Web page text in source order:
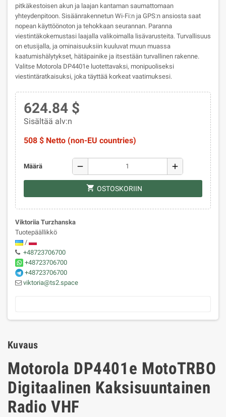
pitkäkestoisen akun ja laajan kantaman saumattomaan
yhteydenpitoon. Sisäänrakennetun Wi-Fi:n ja GPS:n ansiosta saat
nopean käyttöönoton ja tehokkaan seurannan. Paranna
viestintäkokemustasi laajalla valikoimalla lisävarusteita. Turvallisuus
on etusijalla, ja ominaisuuksiin kuuluvat muun muassa
kaatumishälytykset, hätäpainike ja itsestään turvallinen rakenne.
Valitse Motorola DP4401e luotettavaksi, monipuoliseksi
viestintäratkaisuksi, joka täyttää korkeat vaatimuksesi.
624.84 $
Sisältää alv:n
508 $ Netto (non-EU countries)
Määrä remove add
shopping_cart OSTOSKORIIN
Viktoriia Turzhanska
Tuotepäällikkö
/
+48723706700
+48723706700
+48723706700
viktoria@ts2.space
Kuvaus
Motorola DP4401e MotoTRBO
Digitaalinen Kaksisuuntainen
Radio VHF